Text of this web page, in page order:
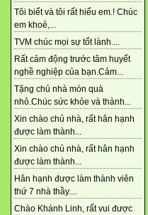
Tôi biết và tôi rất hiểu em.! Chúc
em khoẻ,...
TVM chúc mọi sự tốt lành....
Rất cảm động trước tâm huyết
nghề nghiệp của bạn.Cảm...
Tặng chủ nhà món quà
nhỏ.Chúc sức khỏe và thành...
Xin chào chủ nhà, rất hân hạnh
được làm thành...
Xin chào chủ nhà, rất hân hạnh
được làm thành...
Hân hạnh được làm thành viên
thứ 7 nhà thầy....
Chào Khánh Linh, rất vui được